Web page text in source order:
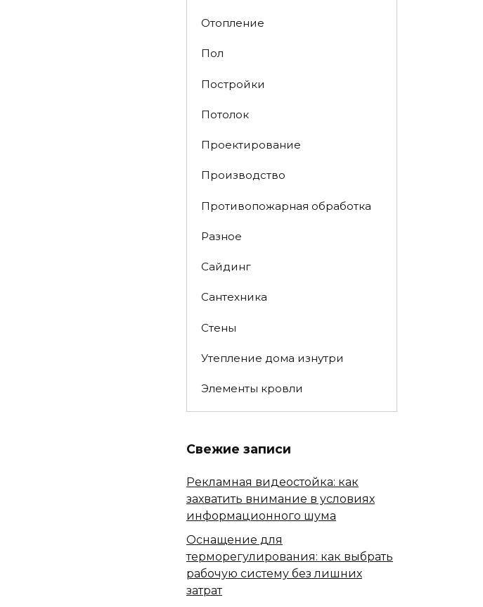
Отопление
Пол
Постройки
Потолок
Проектирование
Производство
Противопожарная обработка
Разное
Сайдинг
Сантехника
Стены
Утепление дома изнутри
Элементы кровли
Свежие записи
Рекламная видеостойка: как
захватить внимание в условиях
информационного шума
Оснащение для
терморегулирования: как выбрать
рабочую систему без лишних
затрат